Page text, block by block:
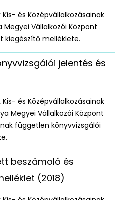
és Középvállalkozásainak
Megyei Vállalkozói Központ
kiegészítő melléklete.
jelentés és
és Középvállalkozásainak
Megyei Vállalkozói Központ
független könyvvizsgálói
beszámoló és
(2018)